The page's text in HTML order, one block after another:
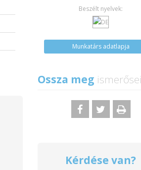
Beszélt nyelvek:
Munkatárs adatlapja
Ossza meg
Kérdése van?